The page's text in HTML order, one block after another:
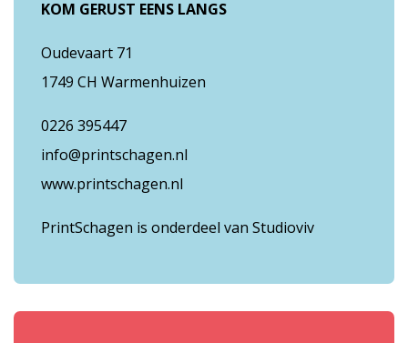
KOM GERUST EENS LANGS
Oudevaart 71
1749 CH Warmenhuizen
0226 395447
info@printschagen.nl
www.printschagen.nl
PrintSchagen is onderdeel van Studioviv